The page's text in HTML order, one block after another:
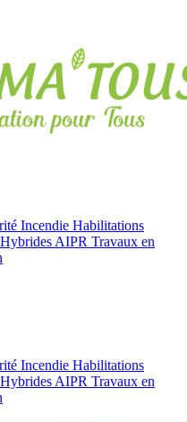
Incendie Habilitations
AIPR Travaux en
Incendie Habilitations
AIPR Travaux en